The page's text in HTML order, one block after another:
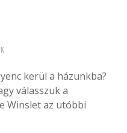
kerül a házunkba?
válasszuk a
Winslet az utóbbi